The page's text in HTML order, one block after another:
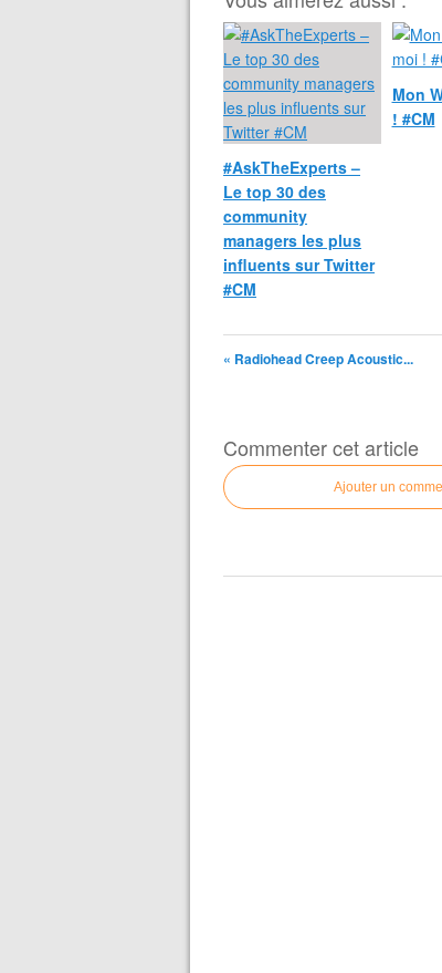
#AskTheExperts –
Le top 30 des
community
managers les plus
influents sur Twitter
#CM
Mon
! #CM
« Radiohead Creep Acoustic...
Commenter cet article
Ajouter un